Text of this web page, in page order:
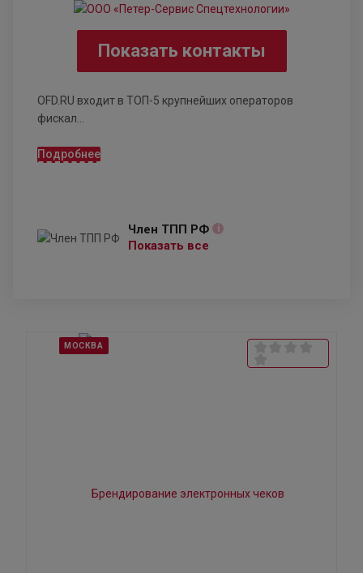
Показать контакты
OFD.RU входит в ТОП-5 крупнейших операторов
фискал...
Подробнее
Член ТПП РФ i
Показать все
МОСКВА